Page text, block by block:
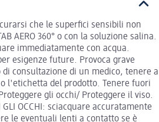
che le superfici sensibili non
AERO 360° o con la soluzione salina.
immediatamente con acqua.
esigenze future. Provoca grave
consultazione di un medico, tenere a
l'etichetta del prodotto. Tenere fuori
gli occhi/ Proteggere il viso.
GLI OCCHI: sciacquare accuratamente
le eventuali lenti a contatto se è